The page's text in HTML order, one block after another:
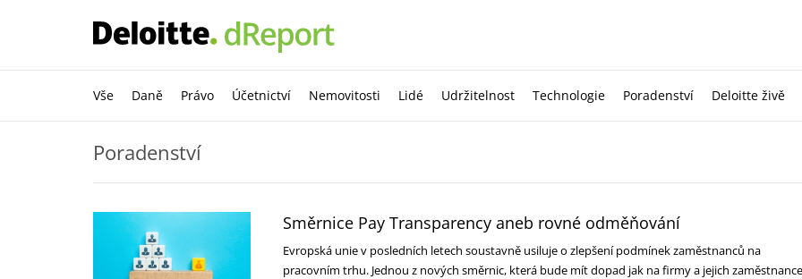
Vše Daně Právo Účetnictví Nemovitosti Lidé Udržitelnost Technologie Poradenství Deloitte živě
Poradenství
Směrnice Pay Transparency aneb rovné odměňování
Evropská unie v posledních letech soustavně usiluje o zlepšení podmínek zaměstnanců na
pracovním trhu. Jednou z nových směrnic, která bude mít dopad jak na firmy a jejich